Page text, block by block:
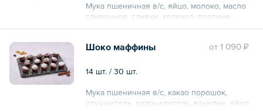
Мука пшеничная в/с, яйцо, молоко, масло
сливочное, сливки, крахмал, пралине,
миндаль, сахарная пудра.
oт 1 090 ₽
Шоко маффины
14 шт. / 30 шт.
Мука пшеничная в/с, какао порошок,
улучшитель, разрыхлитель, ванилин, яйцо,